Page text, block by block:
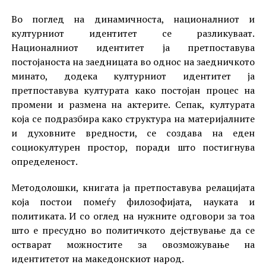
Во поглед на динамичноста, националниот и
културниот идентитет се разликуваат.
Националниот идентитет ја претпоставува
постојаноста на заедницата во однос на заедничкото
минато, додека културниот идентитет ја
претпоставува културата како постојан процес на
промени и размена на актерите. Сепак, културата
која се подразбира како структура на материјалните
и духовните вредности, се создава на еден
социокултурен простор, поради што постигнува
определеност.
Методолошки, книгата ја претпоставува релацијата
која постои помеѓу филозофијата, науката и
политиката. И со оглед на нужните одговори за тоа
што е пресудно во политичкото дејствување да се
остварат можностите за овозможување на
идентитетот на македонскиот народ.